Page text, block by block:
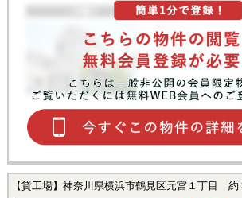
【貸工場】神奈川県横浜市鶴見区元宮１丁目 約